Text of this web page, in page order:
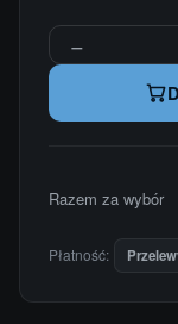
−
Razem za wybór
Płatność: